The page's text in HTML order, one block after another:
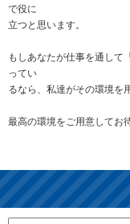
で役に
立つと思います。
もしあなたが仕事を通して
ってい
るなら、私達がその環境を
最高の環境をご用意してお